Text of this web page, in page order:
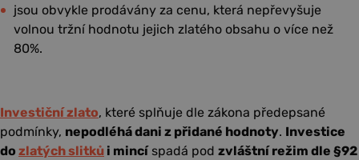
jsou obvykle prodávány za cenu, která nepřevyšuje
volnou tržní hodnotu jejich zlatého obsahu o více než
80%.
Investiční zlato, které splňuje dle zákona předepsané
podmínky, nepodléhá dani z přidané hodnoty. Investice
do zlatých slitků i mincíspadá pod zvláštní režim dle §92